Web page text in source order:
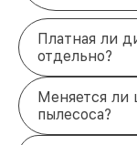
Платная ли
отдельно?
Меняется ли
пылесоса?